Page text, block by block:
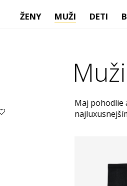
ŽENY MUŽI DETI
Maj pohodlie